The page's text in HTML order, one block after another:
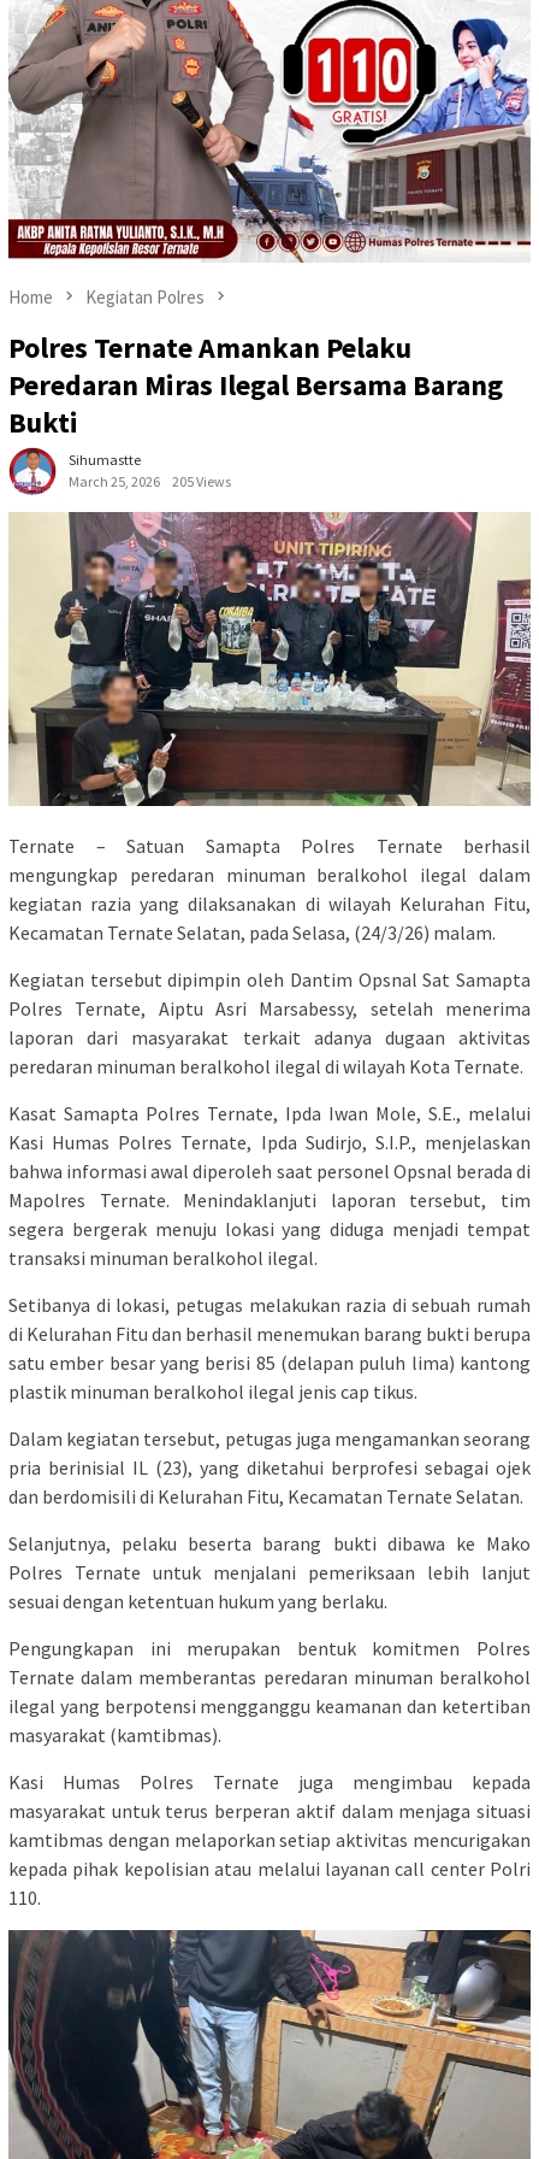
Home Kegiatan Polres
Polres Ternate Amankan Pelaku
Peredaran Miras Ilegal Bersama Barang
Bukti
Sihumastte
March 25, 2026
205 Views
Ternate – Satuan Samapta Polres Ternate berhasil
mengungkap peredaran minuman beralkohol ilegal dalam
kegiatan razia yang dilaksanakan di wilayah Kelurahan Fitu,
Kecamatan Ternate Selatan, pada Selasa, (24/3/26) malam.
Kegiatan tersebut dipimpin oleh Dantim Opsnal Sat Samapta
Polres Ternate, Aiptu Asri Marsabessy, setelah menerima
laporan dari masyarakat terkait adanya dugaan aktivitas
peredaran minuman beralkohol ilegal di wilayah Kota Ternate.
Kasat Samapta Polres Ternate, Ipda Iwan Mole, S.E., melalui
Kasi Humas Polres Ternate, Ipda Sudirjo, S.I.P., menjelaskan
bahwa informasi awal diperoleh saat personel Opsnal berada di
Mapolres Ternate. Menindaklanjuti laporan tersebut, tim
segera bergerak menuju lokasi yang diduga menjadi tempat
transaksi minuman beralkohol ilegal.
Setibanya di lokasi, petugas melakukan razia di sebuah rumah
di Kelurahan Fitu dan berhasil menemukan barang bukti berupa
satu ember besar yang berisi 85 (delapan puluh lima) kantong
plastik minuman beralkohol ilegal jenis cap tikus.
Dalam kegiatan tersebut, petugas juga mengamankan seorang
pria berinisial IL (23), yang diketahui berprofesi sebagai ojek
dan berdomisili di Kelurahan Fitu, Kecamatan Ternate Selatan.
Selanjutnya, pelaku beserta barang bukti dibawa ke Mako
Polres Ternate untuk menjalani pemeriksaan lebih lanjut
sesuai dengan ketentuan hukum yang berlaku.
Pengungkapan ini merupakan bentuk komitmen Polres
Ternate dalam memberantas peredaran minuman beralkohol
ilegal yang berpotensi mengganggu keamanan dan ketertiban
masyarakat (kamtibmas).
Kasi Humas Polres Ternate juga mengimbau kepada
masyarakat untuk terus berperan aktif dalam menjaga situasi
kamtibmas dengan melaporkan setiap aktivitas mencurigakan
kepada pihak kepolisian atau melalui layanan call center Polri
110.